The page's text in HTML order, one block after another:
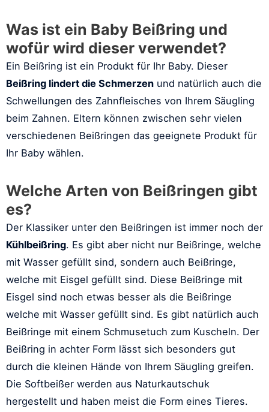
Was ist ein Baby Beißring und
wofür wird dieser verwendet?
Ein Beißring ist ein Produkt für Ihr Baby. Dieser
Beißring lindert die Schmerzen und natürlich auch die
Schwellungen des Zahnfleisches von Ihrem Säugling
beim Zahnen. Eltern können zwischen sehr vielen
verschiedenen Beißringen das geeignete Produkt für
Ihr Baby wählen.
Welche Arten von Beißringen gibt
es?
Der Klassiker unter den Beißringen ist immer noch der
Kühlbeißring. Es gibt aber nicht nur Beißringe, welche
mit Wasser gefüllt sind, sondern auch Beißringe,
welche mit Eisgel gefüllt sind. Diese Beißringe mit
Eisgel sind noch etwas besser als die Beißringe
welche mit Wasser gefüllt sind. Es gibt natürlich auch
Beißringe mit einem Schmusetuch zum Kuscheln. Der
Beißring in achter Form lässt sich besonders gut
durch die kleinen Hände von Ihrem Säugling greifen.
Die Softbeißer werden aus Naturkautschuk
hergestellt und haben meist die Form eines Tieres.